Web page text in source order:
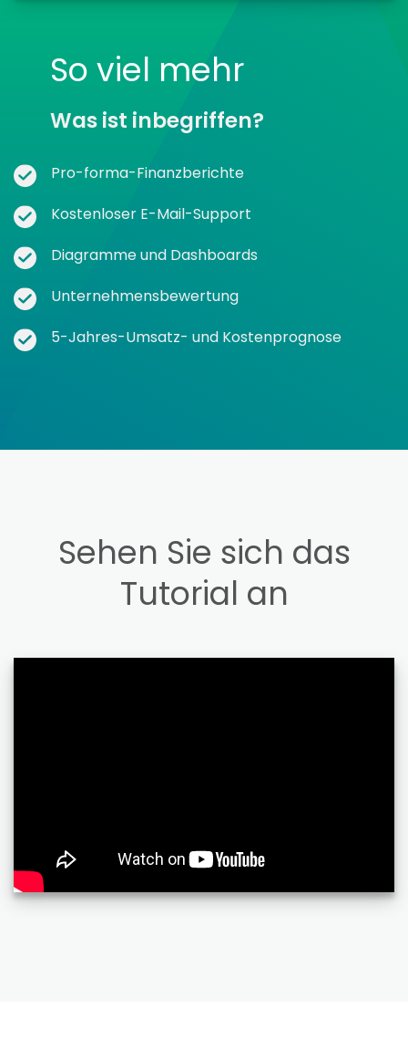
So viel mehr
Was ist inbegriffen?
Pro-forma-Finanzberichte
Kostenloser E-Mail-Support
Diagramme und Dashboards
Unternehmensbewertung
5-Jahres-Umsatz- und Kostenprognose
Sehen Sie sich das
Tutorial an